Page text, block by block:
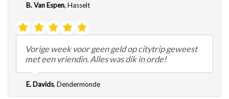
B. Van Espen, Hasselt
Vorige week voor geen geld op citytrip geweest
met een vriendin. Alles was dik in orde!
E. Davids, Dendermonde